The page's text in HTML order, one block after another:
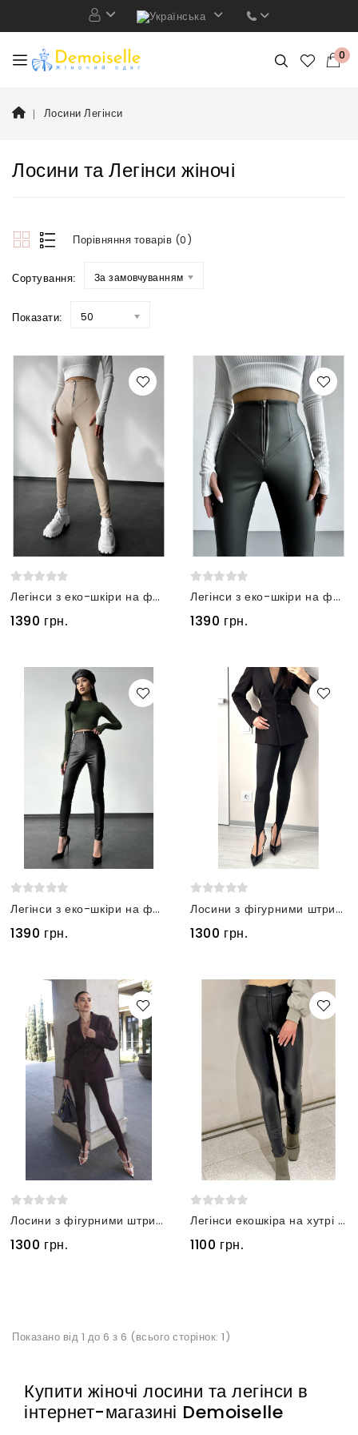
0
Лосини Легінси
Лосини та Легінси жіночі
Порівняння товарів (0)
Сортування: За замовчуванням
Показати: 50
Легінси з еко-шкіри на флісі бежеві
1390 грн.
Легінси з еко-шкіри на флісі темно-оливкові
1390 грн.
Легінси з еко-шкіри на флісі чорні
1390 грн.
Лосини з фігурними штрипками чорні
1300 грн.
Лосини з фігурними штрипками шоколадні
1300 грн.
Легінси екошкіра на хутрі чорні
1100 грн.
Показано від 1 до 6 з 6 (всього сторінок: 1)
Купити жіночі лосини та легінси в
інтернет-магазині Demoiselle